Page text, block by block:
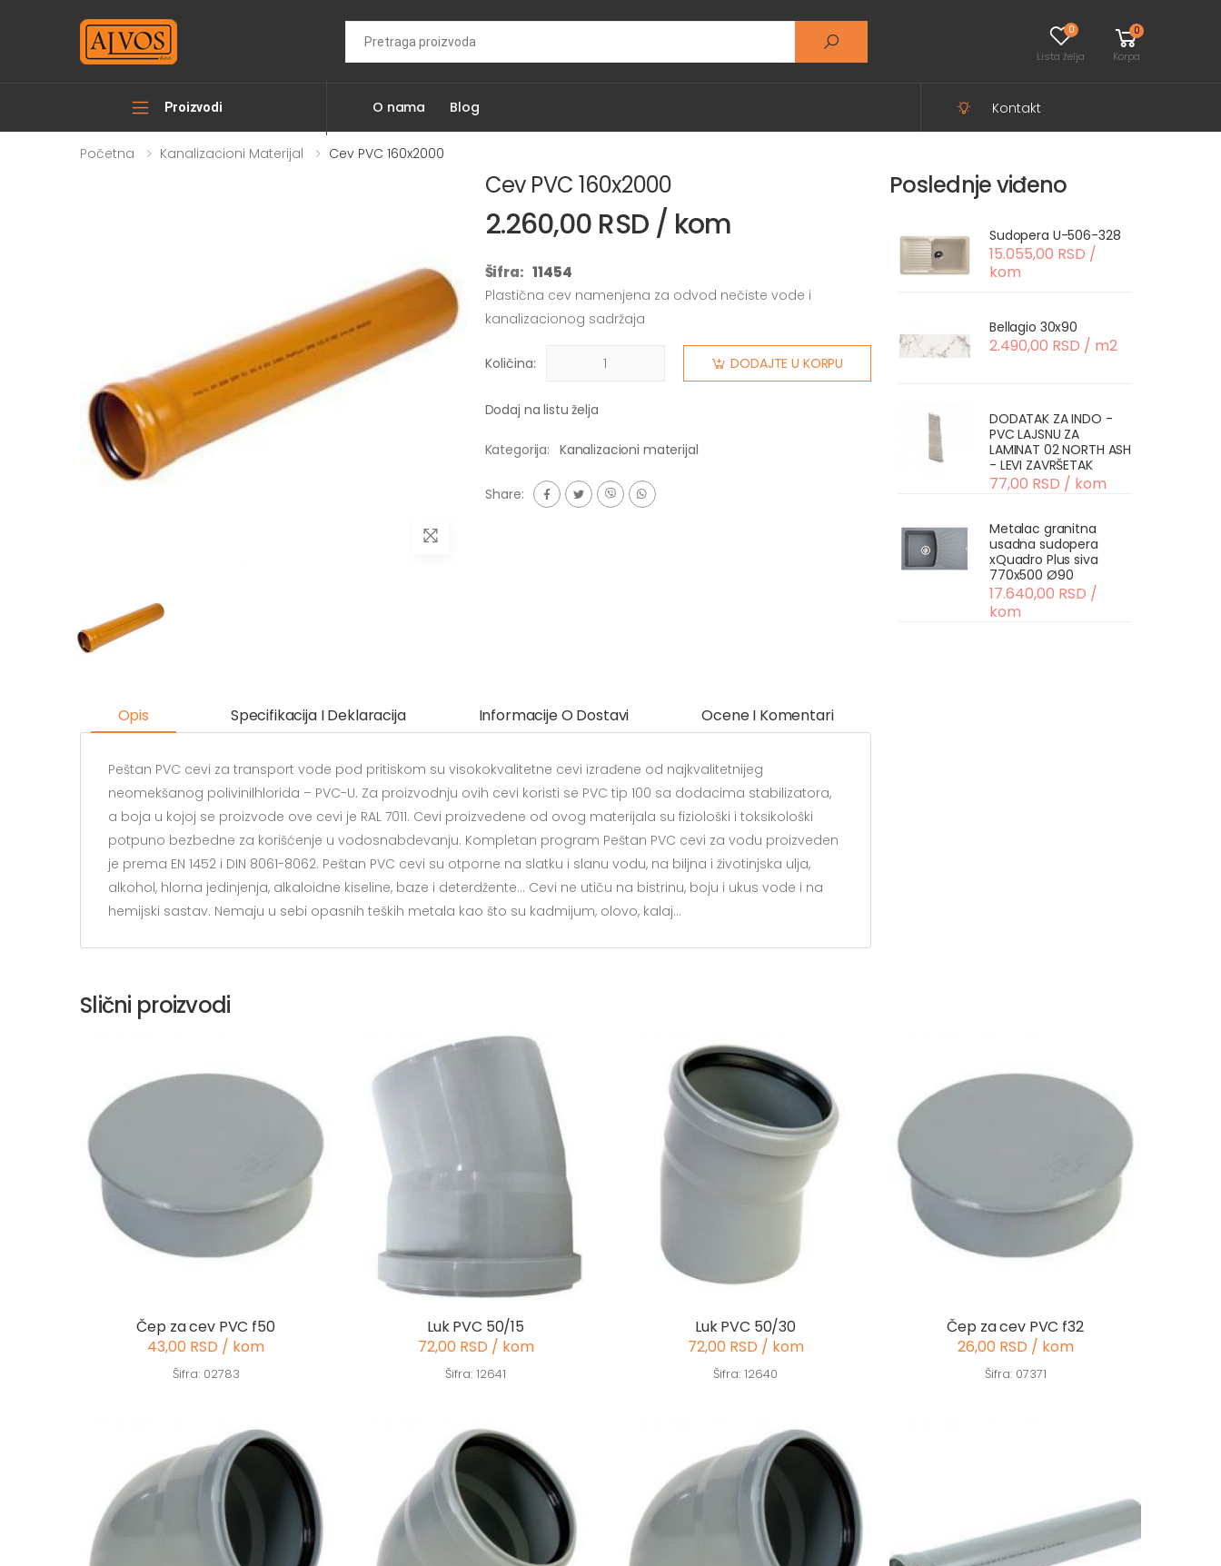
0
Lista želja
0
Korpa
Proizvodi O nama Blog Kontakt
Početna Kanalizacioni Materijal Cev PVC 160x2000
Cev PVC 160x2000
2.260,00 RSD / kom
Šifra: 11454
Plastična cev namenjena za odvod nečiste vode i
kanalizacionog sadržaja
Količina: DODAJTE U KORPU
Dodaj na listu želja
Kategorija: Kanalizacioni materijal
Share:
Opis Specifikacija I Deklaracija Informacije O Dostavi Ocene I Komentari
Peštan PVC cevi za transport vode pod pritiskom su visokokvalitetne cevi izrađene od najkvalitetnijeg
neomekšanog polivinilhlorida – PVC-U. Za proizvodnju ovih cevi koristi se PVC tip 100 sa dodacima stabilizatora,
a boja u kojoj se proizvode ove cevi je RAL 7011. Cevi proizvedene od ovog materijala su fiziološki i toksikološki
potpuno bezbedne za korišćenje u vodosnabdevanju. Kompletan program Peštan PVC cevi za vodu proizveden
je prema EN 1452 i DIN 8061-8062. Peštan PVC cevi su otporne na slatku i slanu vodu, na biljna i životinjska ulja,
alkohol, hlorna jedinjenja, alkaloidne kiseline, baze i deterdžente… Cevi ne utiču na bistrinu, boju i ukus vode i na
hemijski sastav. Nemaju u sebi opasnih teških metala kao što su kadmijum, olovo, kalaj…
Poslednje viđeno
Sudopera U-506-328
15.055,00 RSD /
kom
Bellagio 30x90
2.490,00 RSD / m2
DODATAK ZA INDO -
PVC LAJSNU ZA
LAMINAT 02 NORTH ASH
- LEVI ZAVRŠETAK
77,00 RSD / kom
Metalac granitna
usadna sudopera
xQuadro Plus siva
770x500 Ø90
17.640,00 RSD /
kom
Slični proizvodi
Čep za cev PVC f50
43,00 RSD / kom
Šifra: 02783
Luk PVC 50/15
72,00 RSD / kom
Šifra: 12641
Luk PVC 50/30
72,00 RSD / kom
Šifra: 12640
Čep za cev PVC f32
26,00 RSD / kom
Šifra: 07371